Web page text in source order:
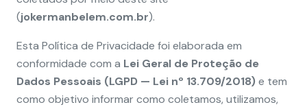
(jokermanbelem.com.br).
Esta Política de Privacidade foi elaborada em
conformidade com a Lei Geral de Proteção de
Dados Pessoais (LGPD — Lei nº 13.709/2018)e tem
como objetivo informar como coletamos, utilizamos,